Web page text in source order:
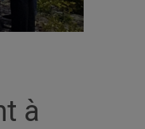
à